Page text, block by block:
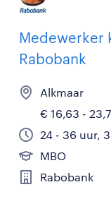
Medewerker
Rabobank
Alkmaar
€ 16,63 -
24 - 36 uur,
MBO
Rabobank